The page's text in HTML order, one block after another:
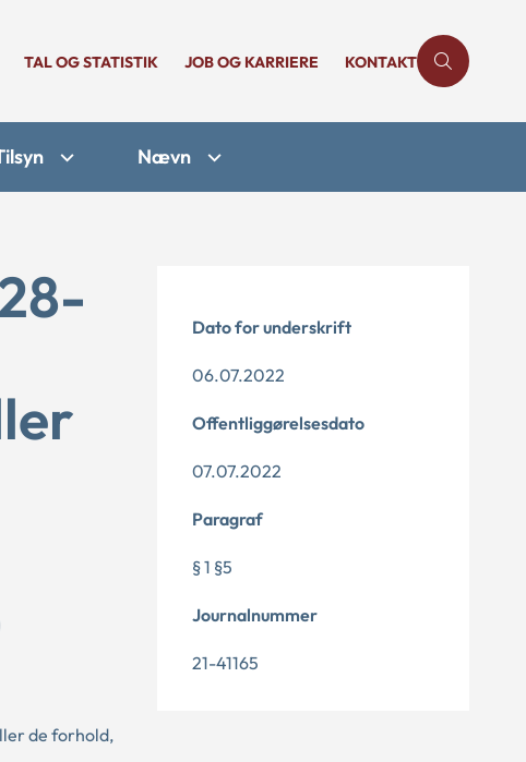
TAL OG STATISTIK JOB OG KARRIERE KONTAKT
Nævn
de forhold,
Dato for underskrift
06.07.2022
Offentliggørelsesdato
07.07.2022
Paragraf
§ 1 §5
Journalnummer
21-41165